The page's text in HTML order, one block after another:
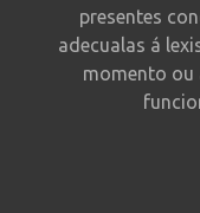
presentes
adecualas á
momento ou